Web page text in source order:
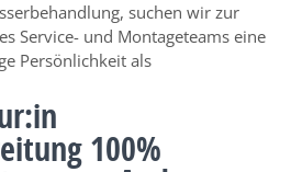
suchen wir zur
Service- und Montageteams eine
Persönlichkeit als
100%